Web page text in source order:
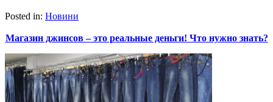
Posted in: Новини
Магазин джинсов – это реальные деньги! Что нужно знать?